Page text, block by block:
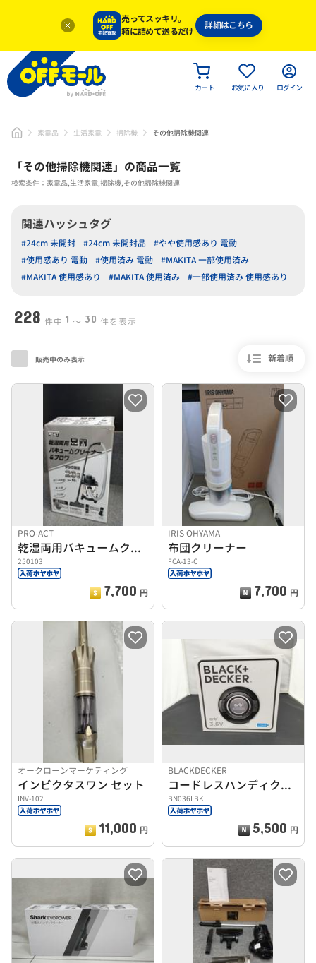
売ってスッキリ。
箱に詰めて送るだけ
詳細はこちら
カート お気に入り ログイン
家電品 生活家電 掃除機 その他掃除機関連
「その他掃除機関連」 の商品一覧
検索条件：家電品,生活家電,掃除機,その他掃除機関連
関連ハッシュタグ
#24cm 未開封 #24cm 未開封品
#やや使用感あり 電動
#使用感あり 電動
#使用済み 電動
#MAKITA 一部使用済み
#MAKITA 使用感あり
#MAKITA 使用済み #一部使用済み 使用感あり
228 件中 1 〜 30 件を表示
新着順
販売中のみ表示
PRO-ACT
乾湿両用バキュームクリーナー＆ブロア
250103
7,700 円
IRIS OHYAMA
布団クリーナー
FCA-13-C
7,700 円
オークローンマーケティング
インビクタスワン セット
INV-102
11,000 円
BLACKDECKER
コードレスハンディクリーナー
BN036LBK
5,500 円